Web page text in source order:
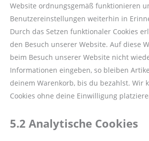
Website ordnungsgemäß funktionieren
Benutzereinstellungen weiterhin in
Durch das Setzen funktionaler Cookies
den Besuch unserer Website. Auf diese
beim Besuch unserer Website nicht
Informationen eingeben, so bleiben
deinem Warenkorb, bis du bezahlst. Wir
Cookies ohne deine Einwilligung
5.2 Analytische Cookies